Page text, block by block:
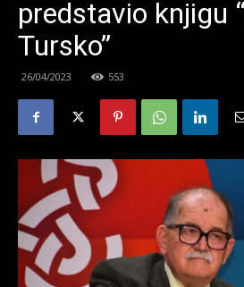
predstavio knjigu
Tursko”
26/04/2023 553